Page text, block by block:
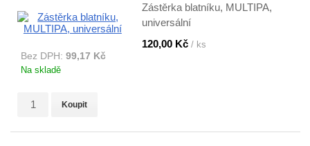
Zástěrka blatníku, MULTIPA,
universální
120,00 Kč / ks
Bez DPH: 99,17 Kč
Na skladě
Koupit